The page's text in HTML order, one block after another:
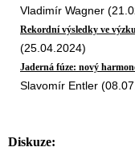
Vladimír Wagner
Rekordní výsledky ve
(25.04.2024)
Jaderná fúze: nový
Slavomír Entler
Diskuze: